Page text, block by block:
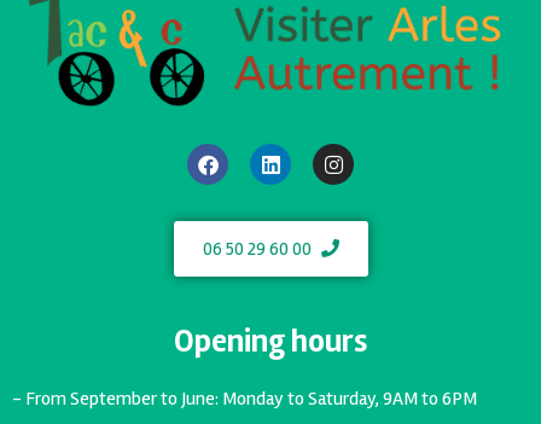
06 50 29 60 00
Opening hours
- From September to June: Monday to Saturday, 9AM to 6PM